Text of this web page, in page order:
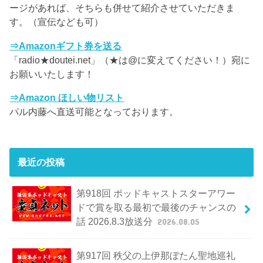
ージがあれば、そちらも併せて紹介させていただきま
す。（宣伝なども可）
⇒Amazonギフト券を送る
「radio★doutei.net」（★は@に変えてください！）宛に
お願いいたします！
⇒Amazon ほしい物リスト
パル内藤へ直送可能となっております。
最近の投稿
第918回 ポッドキャストスターアワー
ドで賞を取る最初で最後のチャンスの
話 2026.8.3放送分 2026.08.05
第917回 秩父の上伊那ぼたん聖地巡礼